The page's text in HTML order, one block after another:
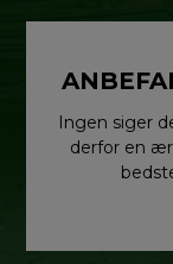
Ingen siger
derfor en